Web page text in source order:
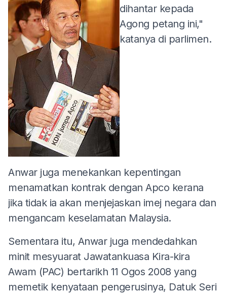
dihantar kepada
Agong petang ini,"
katanya di parlimen.
Anwar juga menekankan kepentingan
menamatkan kontrak dengan Apco kerana
jika tidak ia akan menjejaskan imej negara dan
mengancam keselamatan Malaysia.
Sementara itu, Anwar juga mendedahkan
minit mesyuarat Jawatankuasa Kira-kira
Awam (PAC) bertarikh 11 Ogos 2008 yang
memetik kenyataan pengerusinya, Datuk Seri